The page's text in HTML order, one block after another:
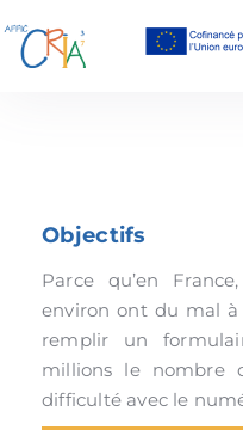
Objectifs
Parce qu’en
environ ont du mal
remplir un
millions le nombre
difficulté avec le